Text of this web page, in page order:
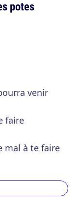
potes
venir
faire
mal à te faire